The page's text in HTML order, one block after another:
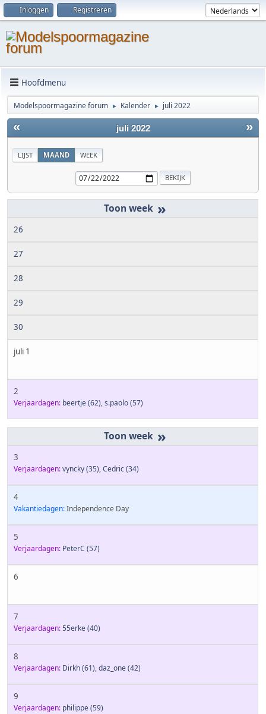
Inloggen Registreren
Hoofdmenu
Modelspoormagazine forum ► Kalender ► juli 2022
« »
juli 2022
LIJST MAAND WEEK
»
26
27
28
29
30
juli 1
2
Verjaardagen: beertje(62),s.paolo(57)
»
3
Verjaardagen:vyncky(35),Cedric(34)
4
Vakantiedagen:Independence Day
5
Verjaardagen: PeterC (57)
6
7
Verjaardagen:55erke(40)
8
Verjaardagen: Dirkh(61),daz_one(42)
9
Verjaardagen: philippe(59)